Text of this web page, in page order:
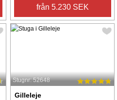
från 5.230 SEK
Stugnr: 52648
Gilleleje